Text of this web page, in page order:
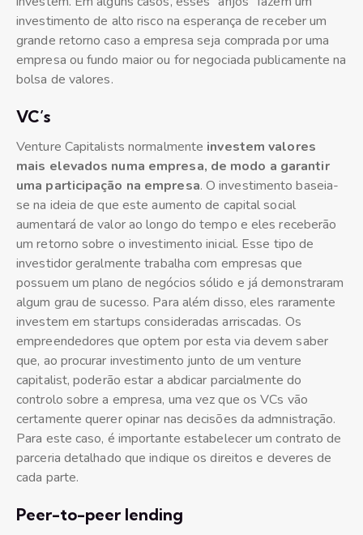
investimento de alto risco na esperança de receber um
grande retorno caso a empresa seja comprada por uma
empresa ou fundo maior ou for negociada publicamente na
bolsa de valores.
VC’s
Venture Capitalists normalmente investem valores
mais elevados numa empresa, de modo a garantir
uma participação na empresa. O investimento baseia-
se na ideia de que este aumento de capital social
aumentará de valor ao longo do tempo e eles receberão
um retorno sobre o investimento inicial. Esse tipo de
investidor geralmente trabalha com empresas que
possuem um plano de negócios sólido e já demonstraram
algum grau de sucesso. Para além disso, eles raramente
investem em startups consideradas arriscadas. Os
empreendedores que optem por esta via devem saber
que, ao procurar investimento junto de um venture
capitalist, poderão estar a abdicar parcialmente do
controlo sobre a empresa, uma vez que os VCs vão
certamente querer opinar nas decisões da admnistração.
Para este caso, é importante estabelecer um contrato de
parceria detalhado que indique os direitos e deveres de
cada parte.
Peer-to-peer lending